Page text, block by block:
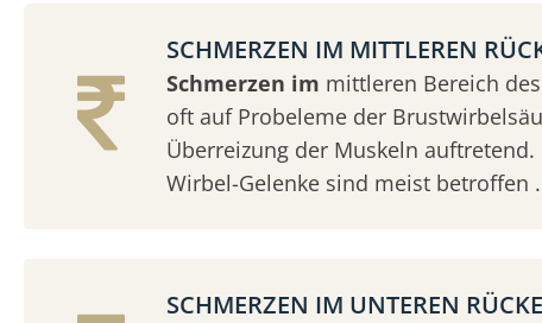
SCHMERZEN IM MITTLEREN
Schmerzen im mittleren Bereich
oft auf Probeleme der
Überreizung der Muskeln auftretend.
Wirbel-Gelenke sind meist betroffen .
SCHMERZEN IM UNTEREN